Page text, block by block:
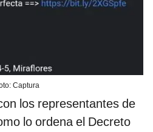
Captura
los representantes de
lo ordena el Decreto